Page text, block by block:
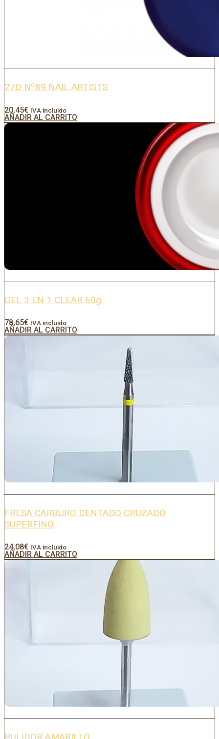
27D Nº89 NAIL ARTISTS
20,45€ IVA incluido
AÑADIR AL CARRITO
GEL 3 EN 1 CLEAR 60g
78,65€ IVA incluido
AÑADIR AL CARRITO
FRESA CARBURO DENTADO CRUZADO
SUPERFINO
24,08€ IVA incluido
AÑADIR AL CARRITO